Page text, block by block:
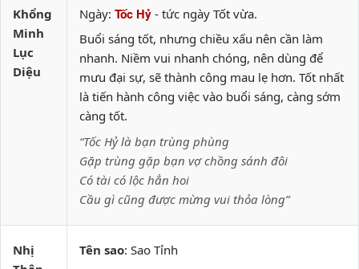
Khổng
Minh
Lục
Diệu
Ngày: Tốc Hỷ - tức ngày Tốt vừa.
Buổi sáng tốt, nhưng chiều xấu nên cần làm
nhanh. Niềm vui nhanh chóng, nên dùng để
mưu đại sự, sẽ thành công mau lẹ hơn. Tốt nhất
là tiến hành công việc vào buổi sáng, càng sớm
càng tốt.
“Tốc Hỷ là bạn trùng phùng
Gặp trùng gặp bạn vợ chồng sánh đôi
Có tài có lộc hẳn hoi
Cầu gì cũng được mừng vui thỏa lòng”
Nhị
Tên sao: Sao Tỉnh